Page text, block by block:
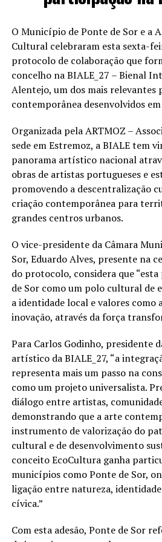
O Município de Ponte de Sor e a
Cultural celebraram esta sexta-
protocolo de colaboração que
concelho naBIALE_27 – Bienal
Alentejo, um dos mais relevantes
contemporânea desenvolvidos
Organizada pela ARTMOZ –
sede em Estremoz, a BIALE tem
panorama artístico nacional
obras de artistas portugueses e
promovendo a descentralização
criação contemporânea para
grandes centros urbanos.
O vice-presidente da Câmara
Sor, Eduardo Alves, presente na
do protocolo, considera que
de Sor como um polo cultural de
a identidade local e valores como
inovação, através da força
Para Carlos Godinho, presidente
artístico da BIALE_27, “a
representa mais um passo na
como um projeto universalista.
diálogo entre artistas,
demonstrando que a arte
instrumento de valorização do
cultural e de desenvolvimento
conceito EcoCultura ganha
municípios como Ponte de Sor,
ligação entre natureza,
cívica.”
Com esta adesão, Ponte de Sor